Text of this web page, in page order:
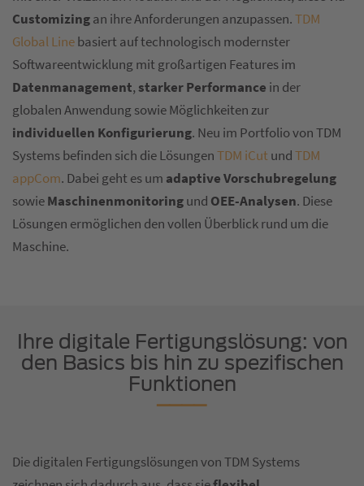
Customizingan ihre Anforderungen anzupassen.TDM
Global Linebasiert auf technologisch modernster
Softwareentwicklung mit großartigen Features im
Datenmanagement,starker Performance in der
globalen Anwendung sowie Möglichkeiten zur
individuellen Konfigurierung. Neu im Portfolio von TDM
Systems befinden sich die LösungenTDM iCut undTDM
appCom. Dabei geht es um adaptive Vorschubregelung
sowieMaschinenmonitoringund OEE-Analysen. Diese
Lösungen ermöglichen den vollen Überblick rund um die
Maschine.
Ihre digitale Fertigungslösung: von
den Basics bis hin zu spezifischen
Funktionen
Die digitalen Fertigungslösungen von TDM Systems